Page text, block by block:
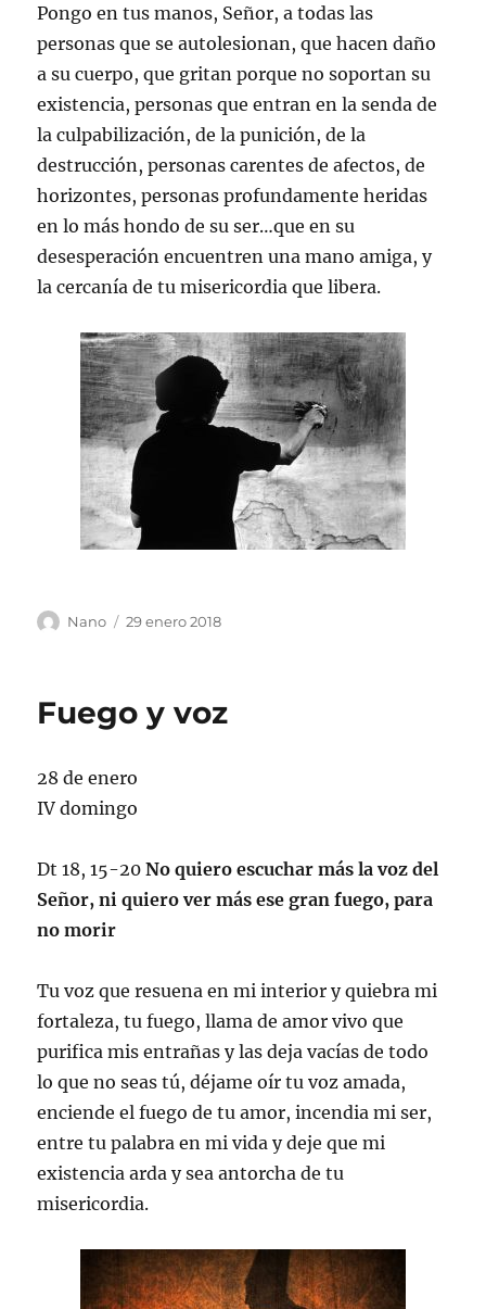
Pongo en tus manos, Señor, a todas las
personas que se autolesionan, que hacen daño
a su cuerpo, que gritan porque no soportan su
existencia, personas que entran en la senda de
la culpabilización, de la punición, de la
destrucción, personas carentes de afectos, de
horizontes, personas profundamente heridas
en lo más hondo de su ser…que en su
desesperación encuentren una mano amiga, y
la cercanía de tu misericordia que libera.
Autor
Nano
Publicado
29 enero 2018
Fuego y voz
28 de enero
IV domingo
Dt 18, 15-20No quiero escuchar más la voz del
Señor, ni quiero ver más ese gran fuego, para
no morir
Tu voz que resuena en mi interior y quiebra mi
fortaleza, tu fuego, llama de amor vivo que
purifica mis entrañas y las deja vacías de todo
lo que no seas tú, déjame oír tu voz amada,
enciende el fuego de tu amor, incendia mi ser,
entre tu palabra en mi vida y deje que mi
existencia arda y sea antorcha de tu
misericordia.